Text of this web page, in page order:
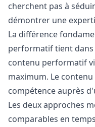
cherchent pas à
démontrer une
La différence
performatif tient
contenu performatif
maximum. Le
compétence auprès
Les deux approches
comparables en